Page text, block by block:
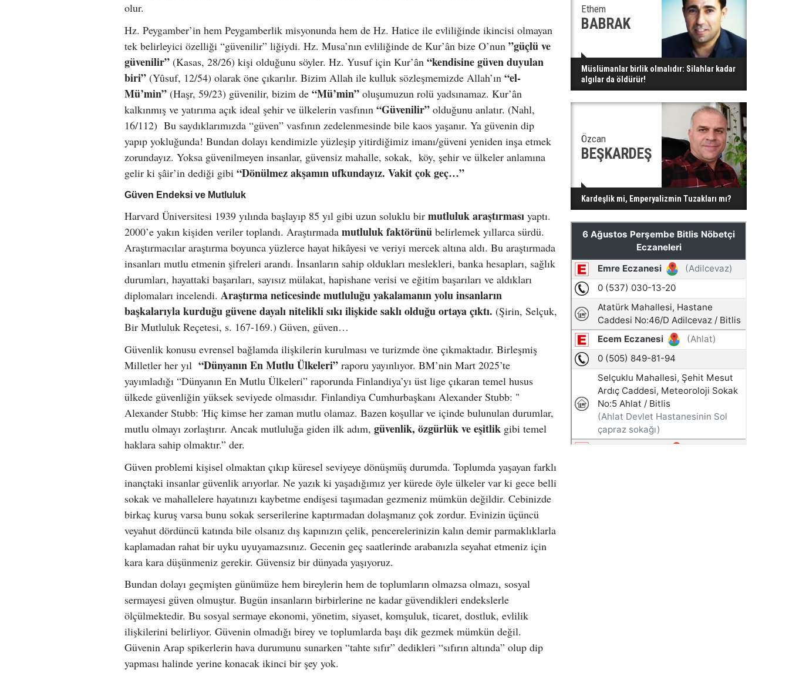
olur.
Hz. Peygamber’in hem Peygamberlik misyonunda hem de Hz. Hatice ile evliliğinde ikincisi olmayan
tek belirleyici özelliği “güvenilir” liğiydi. Hz. Musa’nın evliliğinde de Kur’ân bize O’nun ”güçlü ve
güvenilir” (Kasas, 28/26) kişi olduğunu söyler. Hz. Yusuf için Kur’ân “kendisine güven duyulan
biri” (Yûsuf, 12/54) olarak öne çıkarılır. Bizim Allah ile kulluk sözleşmemizde Allah’ın “el-
Mü’min” (Haşr, 59/23) güvenilir, bizim de “Mü’min” oluşumuzun rolü yadsınamaz. Kur’ân
kalkınmış ve yatırıma açık ideal şehir ve ülkelerin vasfının “Güvenilir” olduğunu anlatır. (Nahl,
16/112) Bu saydıklarımızda “güven” vasfının zedelenmesinde bile kaos yaşanır. Ya güvenin dip
yapıp yokluğunda! Bundan dolayı kendimizle yüzleşip yitirdiğimiz imanı/güveni yeniden inşa etmek
zorundayız. Yoksa güvenilmeyen insanlar, güvensiz mahalle, sokak, köy, şehir ve ülkeler anlamına
gelir ki şâir’in dediği gibi “Dönülmez akşamın ufkundayız. Vakit çok geç…”
Güven Endeksi ve Mutluluk
Harvard Üniversitesi 1939 yılında başlayıp 85 yıl gibi uzun soluklu bir mutluluk araştırması yaptı.
2000’e yakın kişiden veriler toplandı. Araştırmada mutluluk faktörünü belirlemek yıllarca sürdü.
Araştırmacılar araştırma boyunca yüzlerce hayat hikâyesi ve veriyi mercek altına aldı. Bu araştırmada
insanları mutlu etmenin şifreleri arandı. İnsanların sahip oldukları meslekleri, banka hesapları, sağlık
durumları, hayattaki başarıları, sayısız mülakat, hapishane verisi ve eğitim başarıları ve aldıkları
diplomaları incelendi. Araştırma neticesinde mutluluğu yakalamanın yolu insanların
başkalarıyla kurduğu güvene dayalı nitelikli sıkı ilişkide saklı olduğu ortaya çıktı. (Şirin, Selçuk,
Bir Mutluluk Reçetesi, s. 167-169.) Güven, güven…
Güvenlik konusu evrensel bağlamda ilişkilerin kurulması ve turizmde öne çıkmaktadır. Birleşmiş
Milletler her yıl “Dünyanın En Mutlu Ülkeleri” raporu yayınlıyor. BM’nin Mart 2025’te
yayımladığı “Dünyanın En Mutlu Ülkeleri” raporunda Finlandiya’yı üst lige çıkaran temel husus
ülkede güvenliğin yüksek seviyede olmasıdır. Finlandiya Cumhurbaşkanı Alexander Stubb: "
Alexander Stubb: 'Hiç kimse her zaman mutlu olamaz. Bazen koşullar ve içinde bulunulan durumlar,
mutlu olmayı zorlaştırır. Ancak mutluluğa giden ilk adım, güvenlik, özgürlük ve eşitlik gibi temel
haklara sahip olmaktır.” der.
Güven problemi kişisel olmaktan çıkıp küresel seviyeye dönüşmüş durumda. Toplumda yaşayan farklı
inançtaki insanlar güvenlik arıyorlar. Ne yazık ki yaşadığımız yer kürede öyle ülkeler var ki gece belli
sokak ve mahallelere hayatınızı kaybetme endişesi taşımadan gezmeniz mümkün değildir. Cebinizde
birkaç kuruş varsa bunu sokak serserilerine kaptırmadan dolaşmanız çok zordur. Evinizin üçüncü
veyahut dördüncü katında bile olsanız dış kapınızın çelik, pencerelerinizin kalın demir parmaklıklarla
kaplamadan rahat bir uyku uyuyamazsınız. Gecenin geç saatlerinde arabanızla seyahat etmeniz için
kara kara düşünmeniz gerekir. Güvensiz bir dünyada yaşıyoruz.
Bundan dolayı geçmişten günümüze hem bireylerin hem de toplumların olmazsa olmazı, sosyal
sermayesi güven olmuştur. Bugün insanların birbirlerine ne kadar güvendikleri endekslerle
ölçülmektedir. Bu sosyal sermaye ekonomi, yönetim, siyaset, komşuluk, ticaret, dostluk, evlilik
ilişkilerini belirliyor. Güvenin olmadığı birey ve toplumlarda başı dik gezmek mümkün değil.
Güvenin Arap spikerlerin hava durumunu sunarken “tahte sıfır” dedikleri “sıfırın altında” olup dip
yapması halinde yerine konacak ikinci bir şey yok.
Ethem
BABRAK
Müslümanlar birlik olmalıdır: Silahlar kadar
algılar da öldürür!
Özcan
BEŞKARDEŞ
Kardeşlik mi, Emperyalizmin Tuzakları mı?